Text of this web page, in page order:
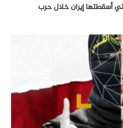
أسقطتها إيران خلال حرب